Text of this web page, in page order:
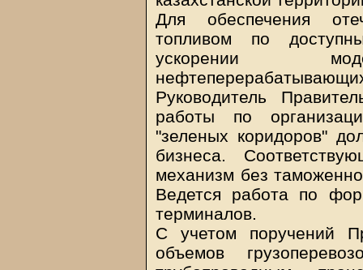
Для обеспечения
топливом по
ускорении
Руководитель
работы по
"зеленых коридоров"
бизнеса.
механизм без
Ведется работа по
терминалов.
С учетом поручений
объемов